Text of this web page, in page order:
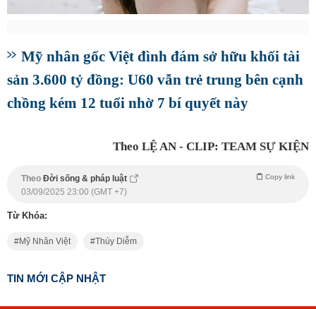
Mỹ nhân gốc Việt đình đám sở hữu khối tài
sản 3.600 tỷ đồng: U60 vẫn trẻ trung bên cạnh
chồng kém 12 tuổi nhờ 7 bí quyết này
Theo LỆ AN - CLIP: TEAM SỰ KIỆN
Theo Đời sống & pháp luật Copy link
03/09/2025 23:00 (GMT +7)
Từ Khóa:
Mỹ Nhân Việt Thúy Diễm
TIN MỚI CẬP NHẬT